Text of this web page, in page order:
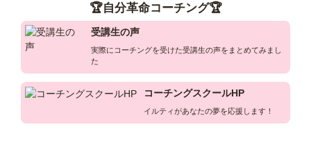
🏆自分革命コーチング🏆
受講生の声
実際にコーチングを受けた受講生の声をまとめてみまし
た
コーチングスクールHP
イルティがあなたの夢を応援します！